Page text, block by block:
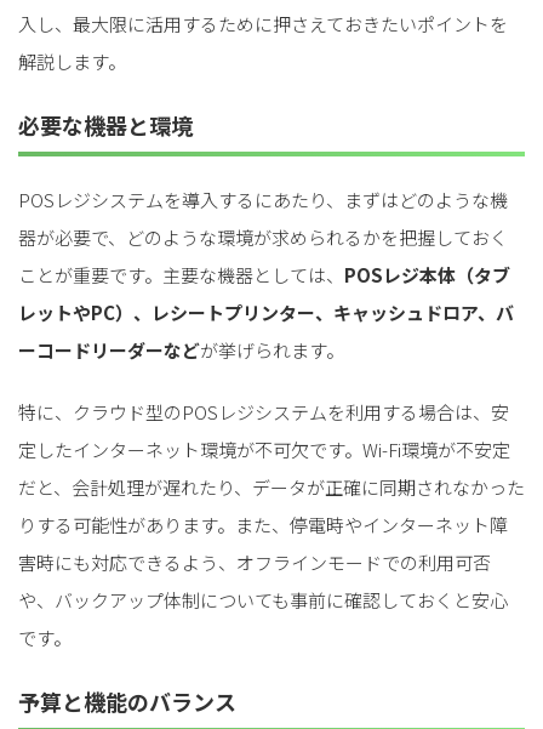
入し、最大限に活用するために押さえておきたいポイントを
解説します。
必要な機器と環境
POSレジシステムを導入するにあたり、まずはどのような機
器が必要で、どのような環境が求められるかを把握しておく
ことが重要です。主要な機器としては、 POSレジ本体（タブ
レットやPC）、レシートプリンター、キャッシュドロア、バ
ーコードリーダーなどが挙げられます。
特に、クラウド型のPOSレジシステムを利用する場合は、安
定したインターネット環境が不可欠です。Wi-Fi環境が不安定
だと、会計処理が遅れたり、データが正確に同期されなかった
りする可能性があります。また、停電時やインターネット障
害時にも対応できるよう、オフラインモードでの利用可否
や、バックアップ体制についても事前に確認しておくと安心
です。
予算と機能のバランス